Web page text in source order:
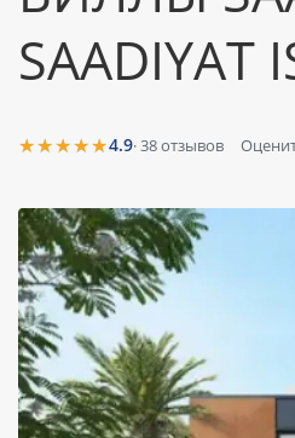
SAADIYAT
★★★★★4.9·38отзывов